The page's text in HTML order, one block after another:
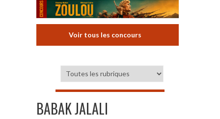
Voir tous les concours
BABAK JALALI